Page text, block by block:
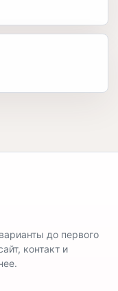
до первого
контакт и